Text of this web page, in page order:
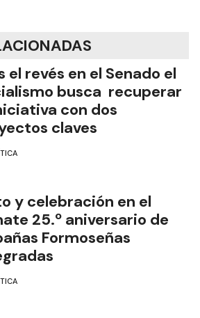
el revés en el Senado el
busca recuperar
con dos
claves
y celebración en el
25.º aniversario de
Formoseñas